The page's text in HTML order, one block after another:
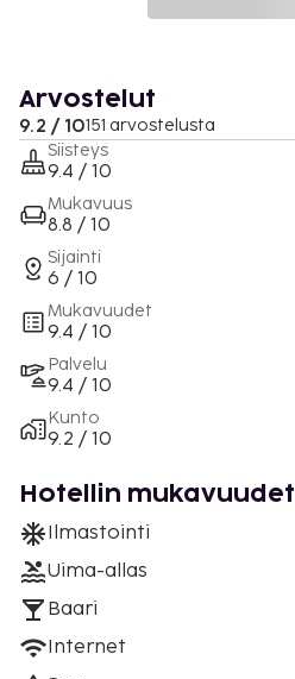
Arvostelut
9.2 / 10151 arvostelusta
Siisteys
9.4 / 10
Mukavuus
8.8 / 10
Sijainti
6 / 10
Mukavuudet
9.4 / 10
Palvelu
9.4 / 10
Kunto
9.2 / 10
Hotellin mukavuudet
Ilmastointi
Uima-allas
Baari
Internet